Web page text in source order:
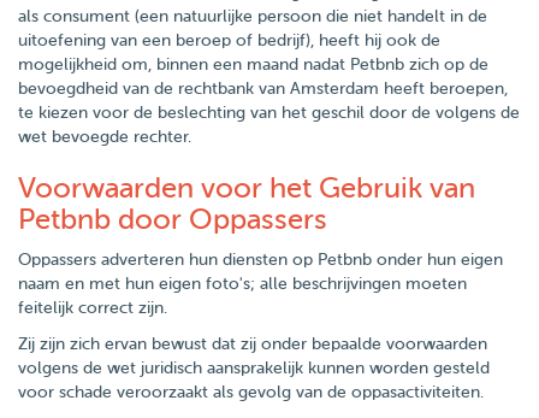
als consument (een natuurlijke persoon die niet handelt in de
uitoefening van een beroep of bedrijf), heeft hij ook de
mogelijkheid om, binnen een maand nadat Petbnb zich op de
bevoegdheid van de rechtbank van Amsterdam heeft beroepen,
te kiezen voor de beslechting van het geschil door de volgens de
wet bevoegde rechter.
Voorwaarden voor het Gebruik van
Petbnb door Oppassers
Oppassers adverteren hun diensten op Petbnb onder hun eigen
naam en met hun eigen foto's; alle beschrijvingen moeten
feitelijk correct zijn.
Zij zijn zich ervan bewust dat zij onder bepaalde voorwaarden
volgens de wet juridisch aansprakelijk kunnen worden gesteld
voor schade veroorzaakt als gevolg van de oppasactiviteiten.